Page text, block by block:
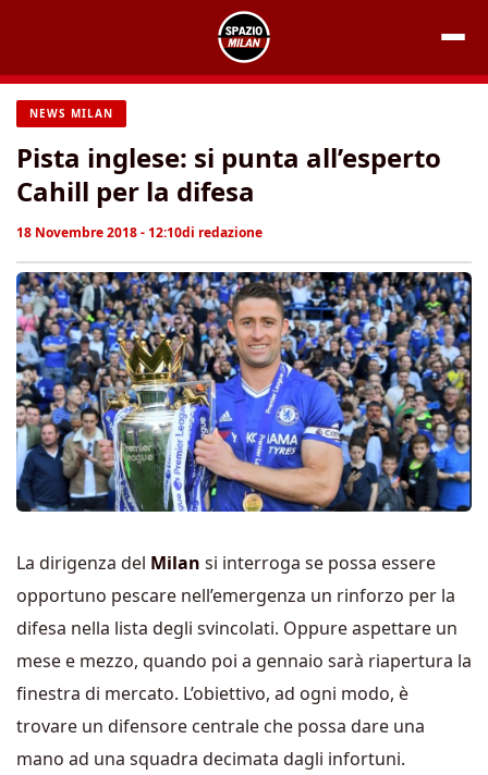
contenuto
NEWS MILAN
Pista inglese: si punta all’esperto
Cahill per la difesa
18 Novembre 2018 - 12:10di redazione
La dirigenza del Milan si interroga se possa essere
opportuno pescare nell’emergenza un rinforzo per la
difesa nella lista degli svincolati. Oppure aspettare un
mese e mezzo, quando poi a gennaio sarà riapertura la
finestra di mercato. L’obiettivo, ad ogni modo, è
trovare un difensore centrale che possa dare una
mano ad una squadra decimata dagli infortuni.